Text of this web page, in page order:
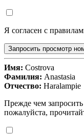
Я согласен с
Запросить просмотр
Имя: Costrova
Фамилия: Anastasia
Отчество: Haralampie
Прежде чем
пожалуйста,